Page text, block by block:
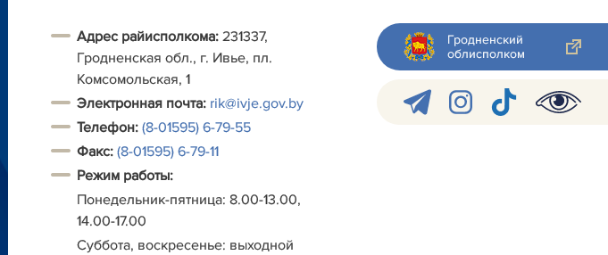
Адрес райисполкома: 231337,
Гродненская обл., г. Ивье, пл.
Комсомольская, 1
Электронная почта: rik@ivje.gov.by
Телефон: (8-01595) 6-79-55
Факс: (8-01595) 6-79-11
Режим работы:
Понедельник-пятница: 8.00-13.00,
14.00-17.00
Суббота, воскресенье: выходной
Гродненский
облисполком